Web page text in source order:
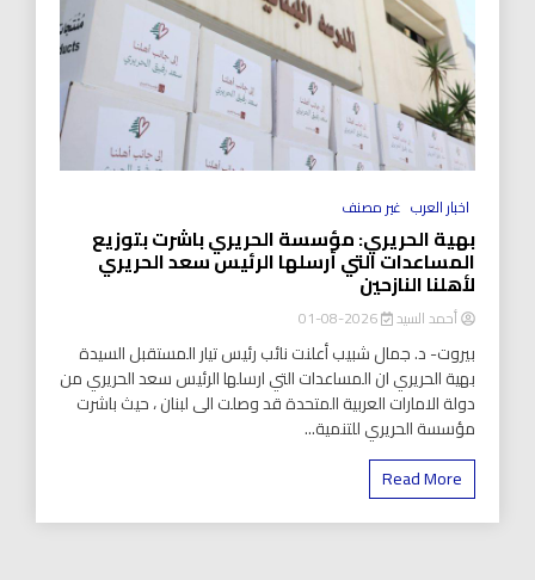
اخبار العرب غير مصنف
بهية الحريري: مؤسسة الحريري باشرت بتوزيع
المساعدات التي أرسلها الرئيس سعد الحريري
لأهلنا النازحين
أحمد السيد 2026-08-01
بيروت- د. جمال شبيب أعلنت نائب رئيس تيار المستقبل السيدة
بهية الحريري ان المساعدات التي ارسلها الرئيس سعد الحريري من
دولة الامارات العربية المتحدة قد وصلت الى لبنان ، حيث باشرت
مؤسسة الحريري للتنمية...
Read More